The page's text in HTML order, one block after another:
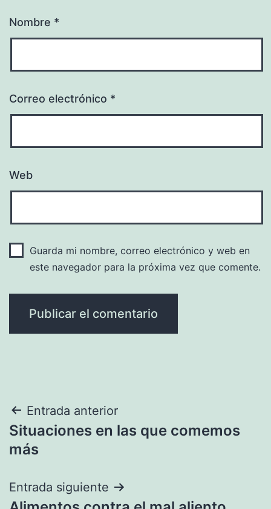
Nombre *
Correo electrónico *
Web
Guarda mi nombre, correo electrónico y web en
este navegador para la próxima vez que comente.
Navegación
de
Entrada anterior
Situaciones en las que comemos
más
Entrada siguiente